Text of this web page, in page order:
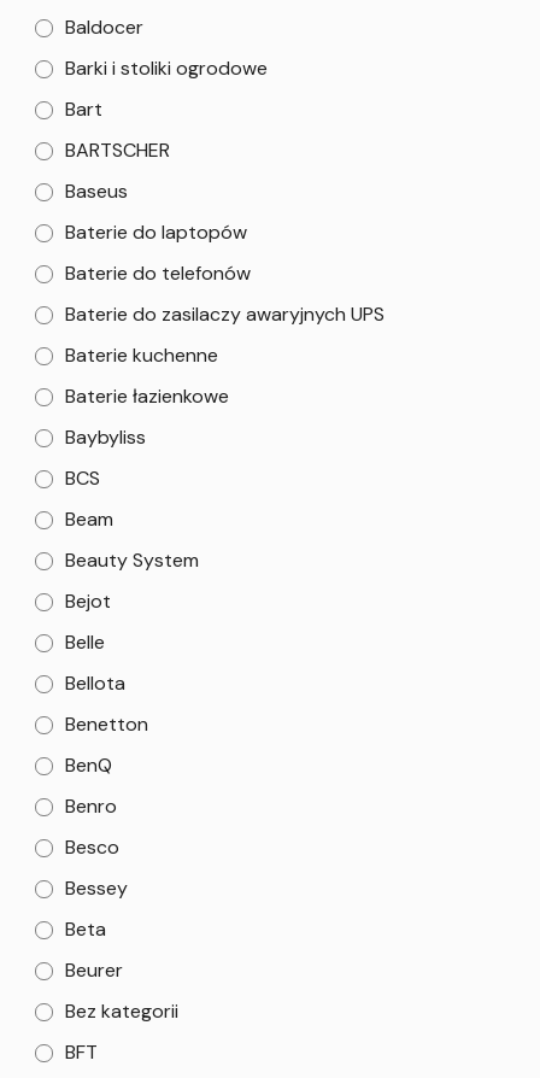
Baldocer
Barki i stoliki ogrodowe
Bart
BARTSCHER
Baseus
Baterie do laptopów
Baterie do telefonów
Baterie do zasilaczy awaryjnych UPS
Baterie kuchenne
Baterie łazienkowe
Baybyliss
BCS
Beam
Beauty System
Bejot
Belle
Bellota
Benetton
BenQ
Benro
Besco
Bessey
Beta
Beurer
Bez kategorii
BFT